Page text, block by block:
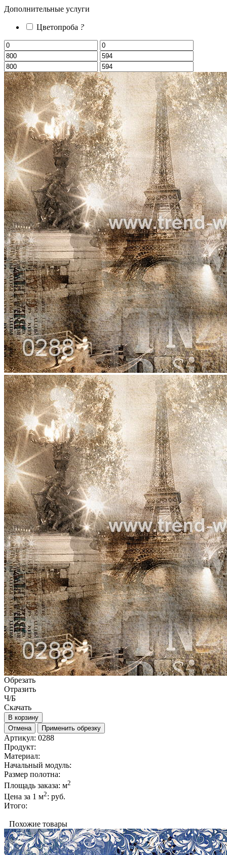
Дополнительные услуги
Цветопроба ?
Обрезать
Отразить
Ч/Б
Скачать
В корзину
Отмена
Применить обрезку
Артикул: 0288
Продукт:
Материал:
Начальный модуль:
Размер полотна:
Площадь заказа: м2
Цена за 1 м2: руб.
Итого:
Похожие товары